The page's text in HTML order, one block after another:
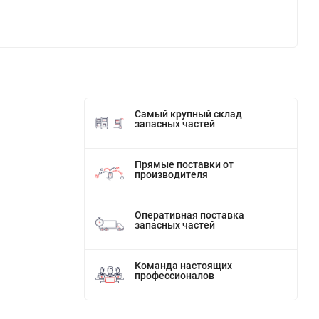
Самый крупный склад
запасных частей
Прямые поставки от
производителя
Оперативная поставка
запасных частей
Команда настоящих
профессионалов